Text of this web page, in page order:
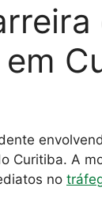
Curitiba. A
no